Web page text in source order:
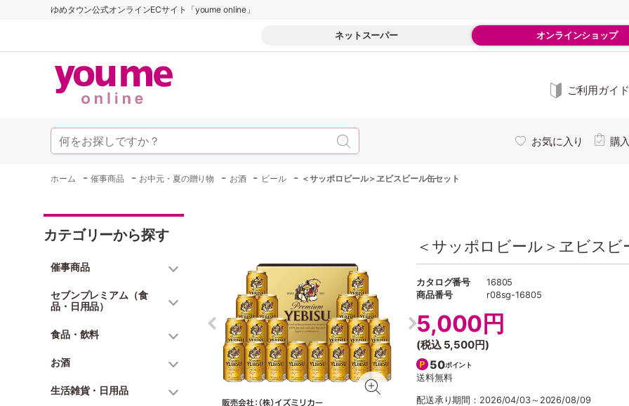
ゆめタウン公式オンラインECサイト「youme online」
ネットスーパー オンラインショップ
ご利用ガイド
お気に入り 購
ホーム -催事商品 - お中元・夏の贈り物 - お酒 - ビール - ＜サッポロビール＞ヱビスビール缶セット
カテゴリーから探す
催事商品
セブンプレミアム（食
品・日用品）
食品・飲料
お酒
生活雑貨・日用品
＜サッポロビール＞ヱビスビ
カタログ番号
16805
商品番号
r08sg-16805
5,000円
(税込 5,500円)
50ポイント
送料無料
配送承り期間：2026/04/03～2026/08/09